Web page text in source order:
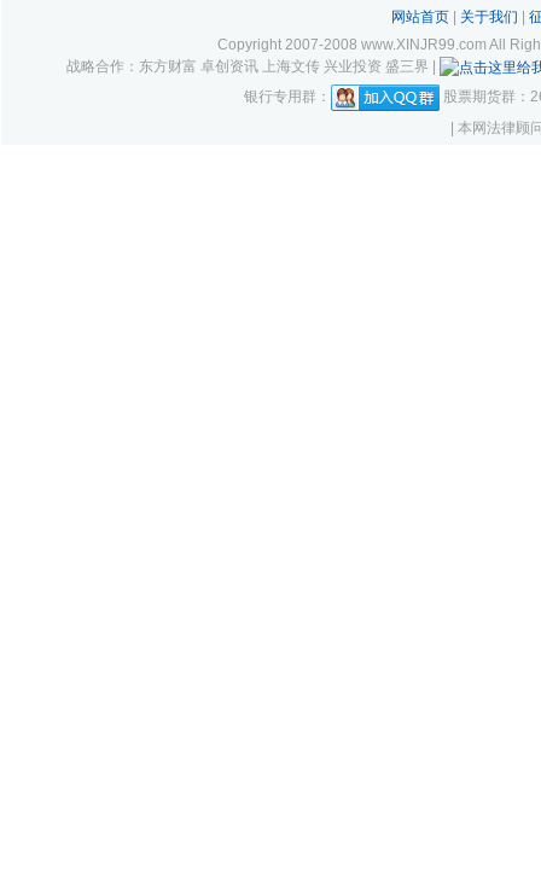
网站首页| 关于我们
Copyright 2007-2008 www.XINJR99.com All
战略合作：东方财富 卓创资讯 上海文传 兴业投资 盛三界 |
银行专用群：
股票期货群：
| 本网法律顾